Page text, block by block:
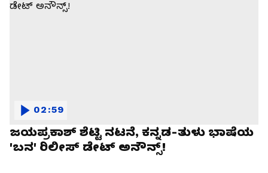
ಜಯಪ್ರಕಾಶ್ ಶೆಟ್ಟಿ ನಟನೆ, ಕನ್ನಡ-ತುಳು ಭಾಷೆಯ
'ಬನ' ರಿಲೀಸ್ ಡೇಟ್ ಅನೌನ್ಸ್!
02:59